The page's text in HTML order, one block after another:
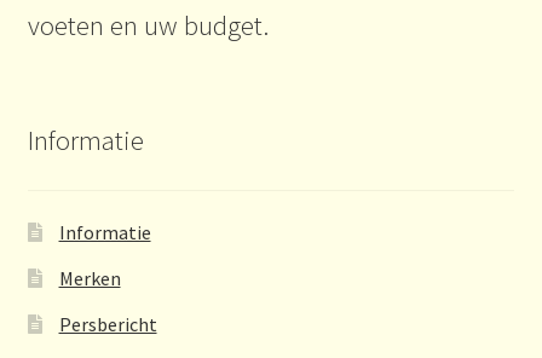
voeten en uw budget.
Informatie
Informatie
Merken
Persbericht